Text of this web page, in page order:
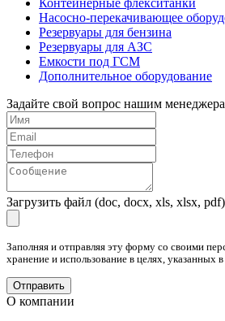
Контейнерные флекситанки
Насосно-перекачивающее
Резервуары для бензина
Резервуары для АЗС
Емкости под ГСМ
Дополнительное оборудование
Задайте свой вопрос нашим
Загрузить файл (doc, docx, xls, xlsx, pdf)
Заполняя и отправляя эту форму со своими
хранение и использование в целях, указанных
О компании